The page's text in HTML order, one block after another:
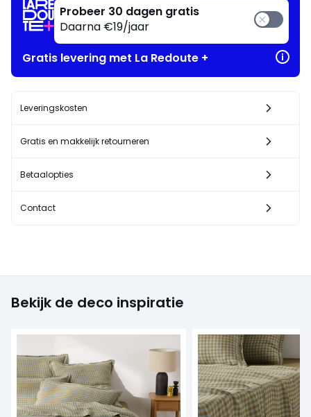
Probeer 30 dagen gratis
Daarna €19/jaar
Gratis levering met La Redoute +
Leveringskosten
Gratis en makkelijk retourneren
Betaalopties
Contact
Bekijk de deco inspiratie